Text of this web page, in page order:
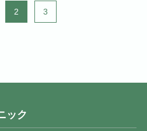
2 3
ック